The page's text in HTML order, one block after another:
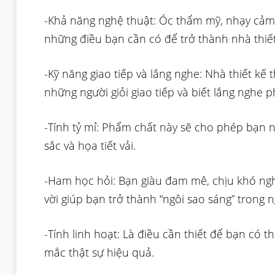
-Khả năng nghệ thuật: Óc thẩm mỹ, nhạy
những điều bạn cần có để trở thành nhà
-Kỹ năng giao tiếp và lắng nghe: Nhà thiết
những người giỏi giao tiếp và biết lắng nghe
-Tính tỷ mỉ: Phẩm chất này sẽ cho phép
sắc và họa tiết vải.
-Ham học hỏi: Bạn giàu đam mê, chịu khó
vời giúp bạn trở thành “ngôi sao sáng” trong
-Tính linh hoạt: Là điều cần thiết để bạn có
mắc thật sự hiệu quả.